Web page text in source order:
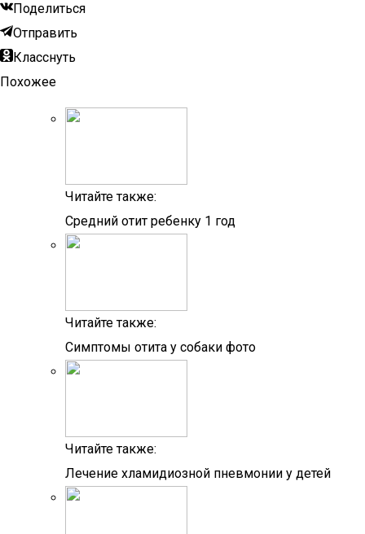
Поделиться
Отправить
Класснуть
Похожее
Читайте также:
Средний отит ребенку 1 год
Читайте также:
Симптомы отита у собаки фото
Читайте также:
Лечение хламидиозной пневмонии у детей